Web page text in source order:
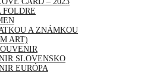
FOLDRE
A ZNÁMKOU
ART)
SLOVENSKO
EURÓPA